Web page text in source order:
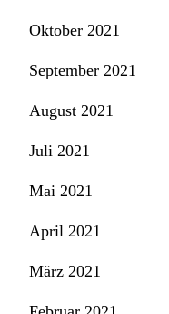
Oktober 2021
September 2021
August 2021
Juli 2021
Mai 2021
April 2021
März 2021